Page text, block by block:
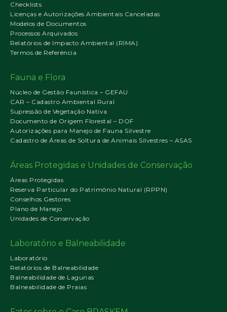
Checklists
Licenças e Autorizações Ambientais Canceladas
Modelos de Documentos
Processos Arquivados
Relatórios de Impacto Ambiental (RIMA)
Termos de Referência
Fauna e Flora
Núcleo de Gestão Faunística – GEFAU
CAR – Cadastro Ambiental Rural
Supressão de Vegetação Nativa
Documento de Origem Florestal – DOF
Autorizações para Manejo de Fauna Silvestre
Cadastro de Áreas de Soltura de Animais Silvestres – ASAS
Áreas Protegidas e Unidades de Conservação
Áreas Protegidas
Reserva Particular do Patrimônio Natural (RPPN)
Conselhos Gestores
Plano de Manejo
Unidades de Conservação
Laboratório e Balneabilidade
Laboratório
Relatórios de Balneabilidade
Balneabilidade de Lagunas
Balneabilidade de Praias